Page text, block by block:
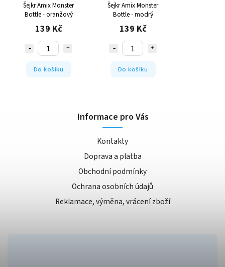
Šejkr Amix Monster
Bottle - oranžový
139 Kč
Do košíku
Šejkr Amix Monster
Bottle - modrý
139 Kč
Do košíku
Informace pro Vás
Kontakty
Doprava a platba
Obchodní podmínky
Ochrana osobních údajů
Reklamace, výměna, vrácení zboží